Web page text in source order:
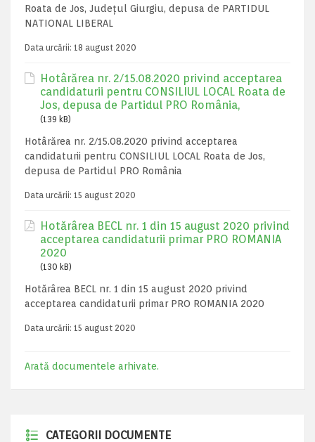
Roata de Jos, Județul Giurgiu, depusa de PARTIDUL
NATIONAL LIBERAL
Data urcării: 18 august 2020
Hotârărea nr. 2/15.08.2020 privind acceptarea
candidaturii pentru CONSILIUL LOCAL Roata de
Jos, depusa de Partidul PRO România,
(139 kB)
Hotârărea nr. 2/15.08.2020 privind acceptarea
candidaturii pentru CONSILIUL LOCAL Roata de Jos,
depusa de Partidul PRO România
Data urcării: 15 august 2020
Hotărârea BECL nr. 1 din 15 august 2020 privind
acceptarea candidaturii primar PRO ROMANIA
2020
(130 kB)
Hotărârea BECL nr. 1 din 15 august 2020 privind
acceptarea candidaturii primar PRO ROMANIA 2020
Data urcării: 15 august 2020
Arată documentele arhivate.
CATEGORII DOCUMENTE